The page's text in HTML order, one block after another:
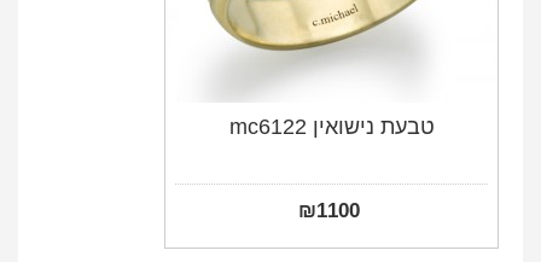
טבעת נישואין mc6122
₪1100